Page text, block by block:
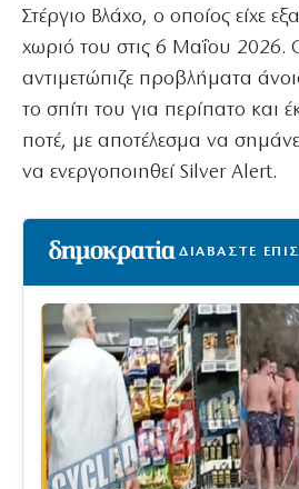
Στέργιο Βλάχο, ο οποίος είχε
χωριό του στις 6 Μαΐου 2026.
αντιμετώπιζε προβλήματα
το σπίτι του για περίπατο και
ποτέ, με αποτέλεσμα να
να ενεργοποιηθεί Silver Alert.
ΔΙΑΒΑΣΤΕ